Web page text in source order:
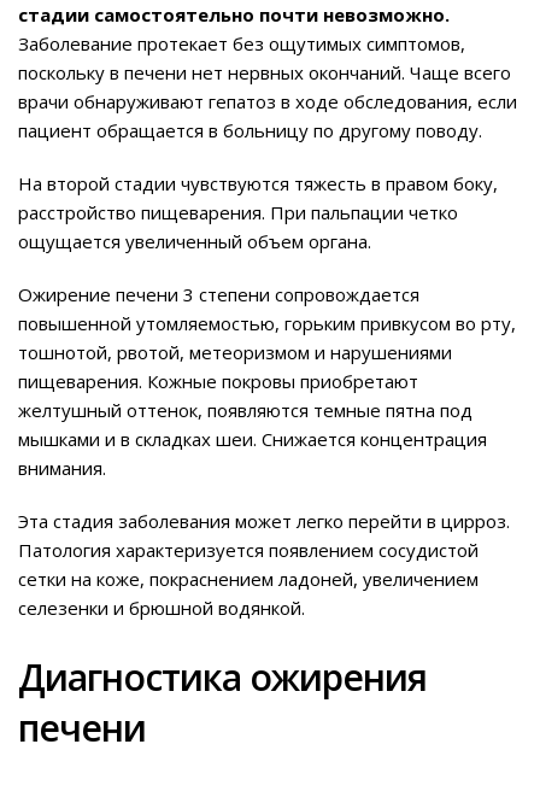
стадии самостоятельно почти невозможно.
Заболевание протекает без ощутимых симптомов,
поскольку в печени нет нервных окончаний. Чаще всего
врачи обнаруживают гепатоз в ходе обследования, если
пациент обращается в больницу по другому поводу.
На второй стадии чувствуются тяжесть в правом боку,
расстройство пищеварения. При пальпации четко
ощущается увеличенный объем органа.
Ожирение печени 3 степени сопровождается
повышенной утомляемостью, горьким привкусом во рту,
тошнотой, рвотой, метеоризмом и нарушениями
пищеварения. Кожные покровы приобретают
желтушный оттенок, появляются темные пятна под
мышками и в складках шеи. Снижается концентрация
внимания.
Эта стадия заболевания может легко перейти в цирроз.
Патология характеризуется появлением сосудистой
сетки на коже, покраснением ладоней, увеличением
селезенки и брюшной водянкой.
Диагностика ожирения
печени